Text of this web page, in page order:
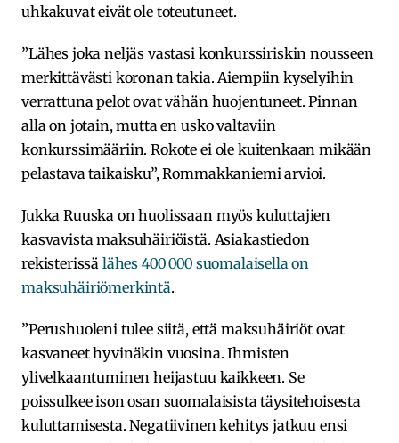
uhkakuvat eivät ole toteutuneet.
”Lähes joka neljäs vastasi konkurssiriskin nousseen
merkittävästi koronan takia. Aiempiin kyselyihin
verrattuna pelot ovat vähän huojentuneet. Pinnan
alla on jotain, mutta en usko valtaviin
konkurssimääriin. Rokote ei ole kuitenkaan mikään
pelastava taikaisku”, Rommakkaniemi arvioi.
Jukka Ruuska on huolissaan myös kuluttajien
kasvavista maksuhäiriöistä. Asiakastiedon
rekisterissä lähes 400 000 suomalaisella on
maksuhäiriömerkintä.
”Perushuoleni tulee siitä, että maksuhäiriöt ovat
kasvaneet hyvinäkin vuosina. Ihmisten
ylivelkaantuminen heijastuu kaikkeen. Se
poissulkee ison osan suomalaisista täysitehoisesta
kuluttamisesta. Negatiivinen kehitys jatkuu ensi